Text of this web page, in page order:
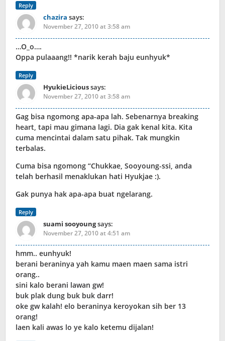
Reply
chazira says:
November 27, 2010 at 3:58 am
…O_o….
Oppa pulaaang!! *narik kerah baju eunhyuk*
Reply
HyukieLicioussays:
November 27, 2010 at 3:58 am
Gag bisa ngomong apa-apa lah. Sebenarnya breaking
heart, tapi mau gimana lagi. Dia gak kenal kita. Kita
cuma mencintai dalam satu pihak. Tak mungkin
terbalas.
Cuma bisa ngomong “Chukkae, Sooyoung-ssi, anda
telah berhasil menaklukan hati Hyukjae :).
Gak punya hak apa-apa buat ngelarang.
Reply
suami sooyoungsays:
November 27, 2010 at 4:51 am
hmm.. eunhyuk!
berani beraninya yah kamu maen maen sama istri
orang..
sini kalo berani lawan gw!
buk plak dung buk buk darr!
oke gw kalah! elo beraninya keroyokan sih ber 13
orang!
laen kali awas lo ye kalo ketemu dijalan!